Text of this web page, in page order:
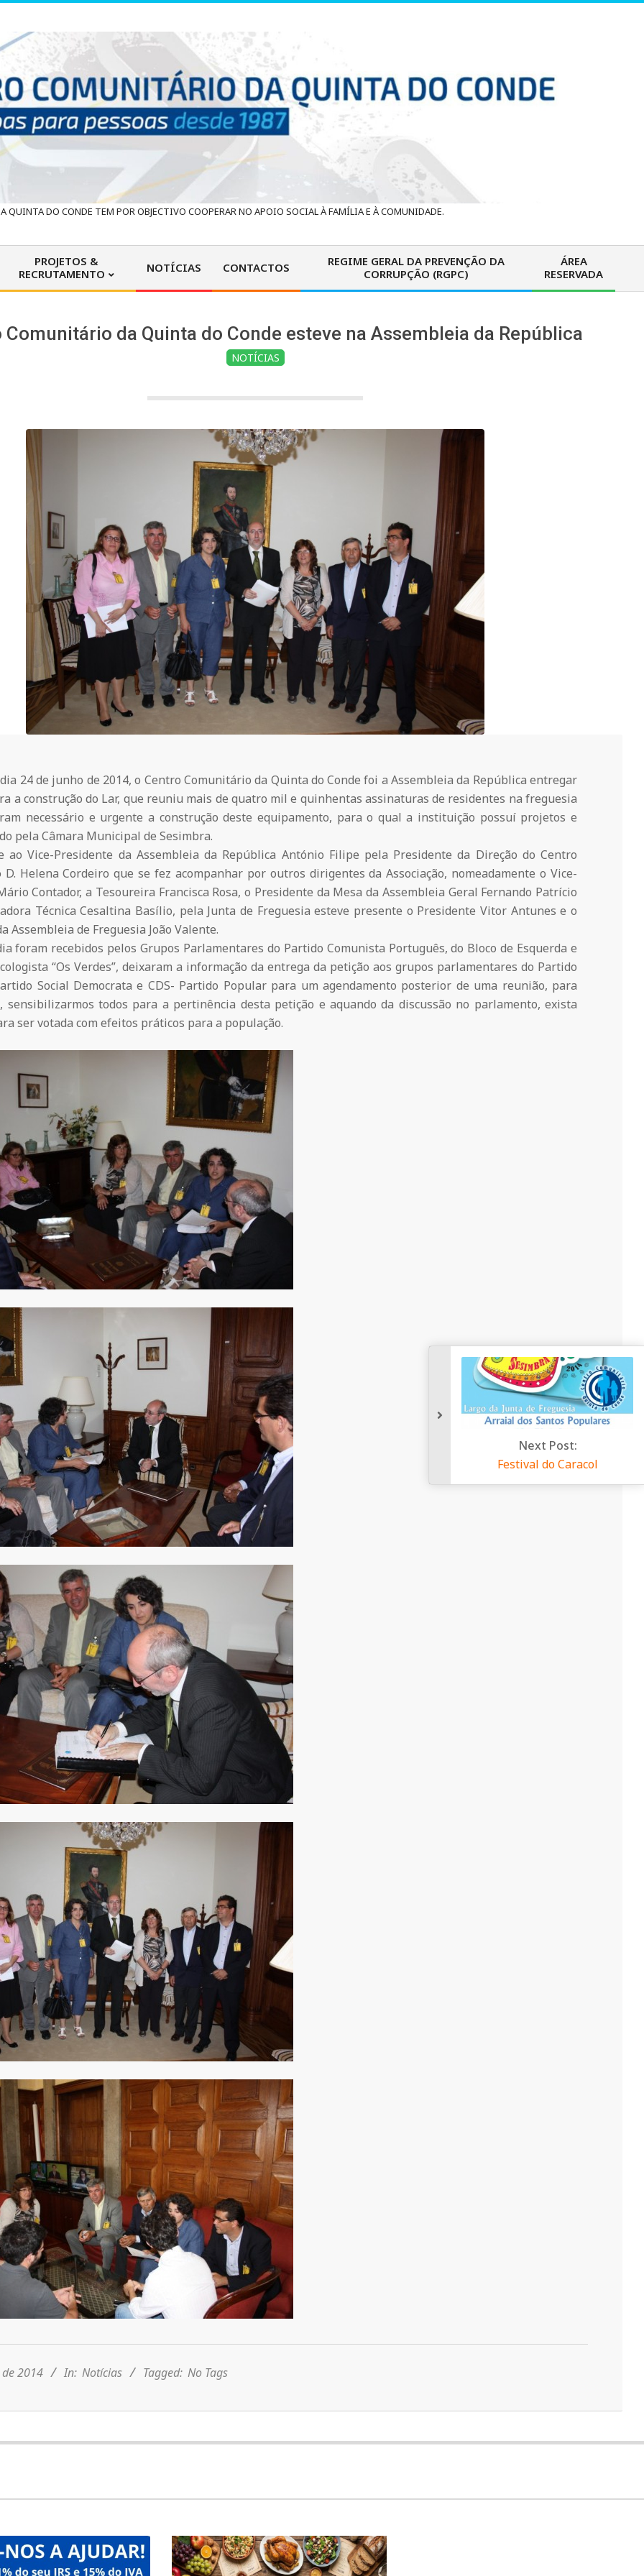
QUINTA DO CONDE TEM POR OBJECTIVO COOPERAR NO APOIO SOCIAL À FAMÍLIA E À COMUNIDADE.
Primary
Navigation
PROJETOS &
RECRUTAMENTO
NOTÍCIAS CONTACTOS
REGIME GERAL DA PREVENÇÃO DA
CORRUPÇÃO (RGPC)
ÁREA
RESERVADA
Comunitário da Quinta do Conde esteve na Assembleia da República
NOTÍCIAS
24 de junho de 2014, o Centro Comunitário da Quinta do Conde foi a Assembleia da República entregar
a construção do Lar, que reuniu mais de quatro mil e quinhentas assinaturas de residentes na freguesia
necessário e urgente a construção deste equipamento, para o qual a instituição possuí projetos e
pela Câmara Municipal de Sesimbra.
ao Vice-Presidente da Assembleia da República António Filipe pela Presidente da Direção do Centro
Helena Cordeiro que se fez acompanhar por outros dirigentes da Associação, nomeadamente o Vice-
Contador, a Tesoureira Francisca Rosa, o Presidente da Mesa da Assembleia Geral Fernando Patrício
Técnica Cesaltina Basílio, pela Junta de Freguesia esteve presente o Presidente Vitor Antunes e o
Assembleia de Freguesia João Valente.
foram recebidos pelos Grupos Parlamentares do Partido Comunista Português, do Bloco de Esquerda e
“Os Verdes”, deixaram a informação da entrega da petição aos grupos parlamentares do Partido
Social Democrata e CDS- Partido Popular para um agendamento posterior de uma reunião, para
sensibilizarmos todos para a pertinência desta petição e aquando da discussão no parlamento, exista
ser votada com efeitos práticos para a população.
2014 In: Notícias Tagged: No Tags